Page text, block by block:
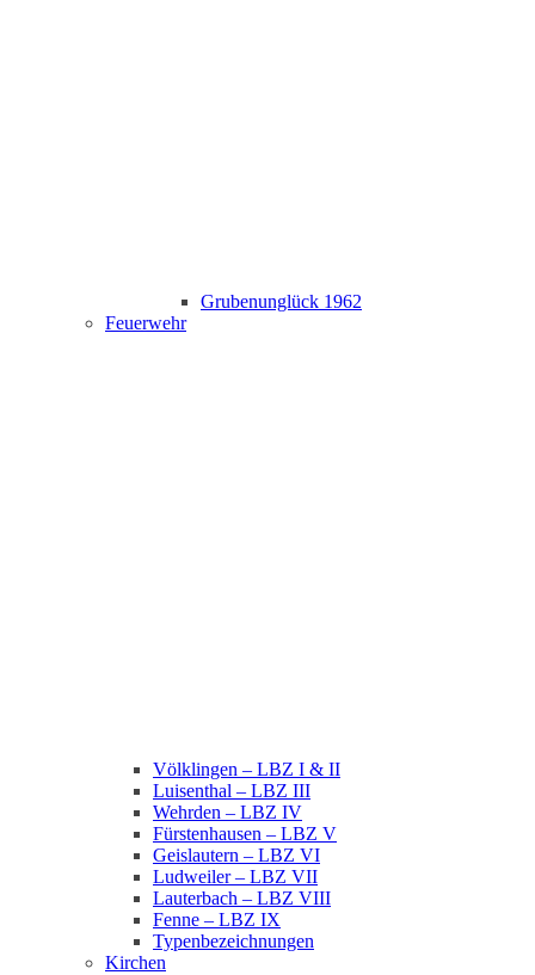
Grubenunglück 1962
Feuerwehr
Völklingen – LBZ I & II
Luisenthal – LBZ III
Wehrden – LBZ IV
Fürstenhausen – LBZ V
Geislautern – LBZ VI
Ludweiler – LBZ VII
Lauterbach – LBZ VIII
Fenne – LBZ IX
Typenbezeichnungen
Kirchen